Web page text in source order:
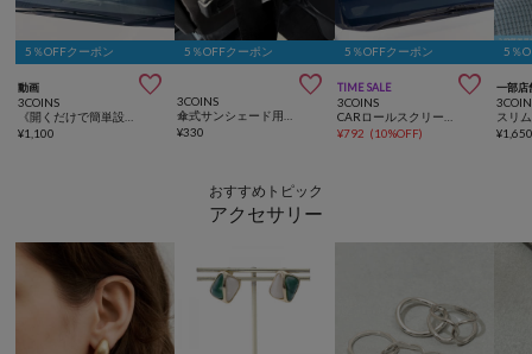
5％OFFクーポン
動画 
3COINS
《開くだけで簡単設置！》傘式サンシェード
¥1,100
5％OFFクーポン

3COINS
傘式サンシェード用収納
¥330
5％OFFクーポン
TIME SALE 
3COINS
CARロールスクリーンサンシェード
¥792 (10%OFF)
5％
一部店
スリ
¥
おすすめトピック
アクセサリー